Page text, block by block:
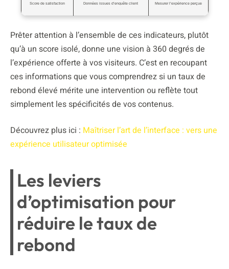
Score de satisfaction Données issues d’enquête client Mesurer l’expérience perçue
Prêter attention à l’ensemble de ces indicateurs, plutôt
qu’à un score isolé, donne une vision à 360 degrés de
l’expérience offerte à vos visiteurs. C’est en recoupant
ces informations que vous comprendrez si un taux de
rebond élevé mérite une intervention ou reflète tout
simplement les spécificités de vos contenus.
Découvrez plus ici : Maîtriser l’art de l’interface : vers une
expérience utilisateur optimisée
Les leviers
d’optimisation pour
réduire le taux de
rebond